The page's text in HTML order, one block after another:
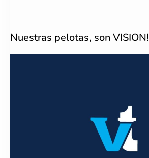
Nuestras pelotas, son VISION!